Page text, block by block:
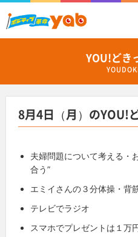
YOU!どき
8月4日（月）のYOU!
夫婦問題について考える・
合う”
エミイさんの３分体操・背
テレビでラジオ
スマホでプレゼントは１万